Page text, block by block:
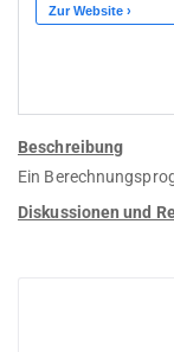
Beschreibung
Ein
Diskussionen und